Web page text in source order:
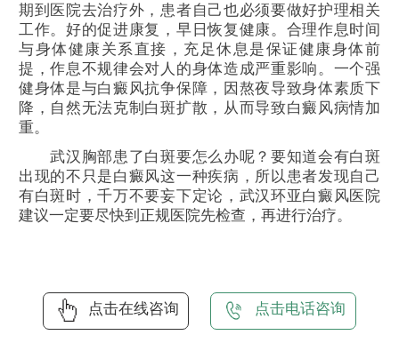
期到医院去治疗外，患者自己也必须要做好护理相关
工作。好的促进康复，早日恢复健康。合理作息时间
与身体健康关系直接，充足休息是保证健康身体前
提，作息不规律会对人的身体造成严重影响。一个强
健身体是与白癜风抗争保障，因熬夜导致身体素质下
降，自然无法克制白斑扩散，从而导致白癜风病情加
重。
武汉胸部患了白斑要怎么办呢？要知道会有白斑
出现的不只是白癜风这一种疾病，所以患者发现自己
有白斑时，千万不要妄下定论，武汉环亚白癜风医院
建议一定要尽快到正规医院先检查，再进行治疗。
点击在线咨询 点击电话咨询